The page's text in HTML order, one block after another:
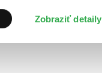
Zobraziť detaily